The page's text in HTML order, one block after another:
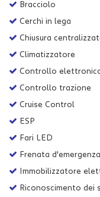
Bracciolo
Cerchi in lega
Chiusura
Climatizzatore
Controllo
Controllo trazione
Cruise Control
ESP
Fari LED
Frenata
Immobilizzatore
Riconoscimento dei